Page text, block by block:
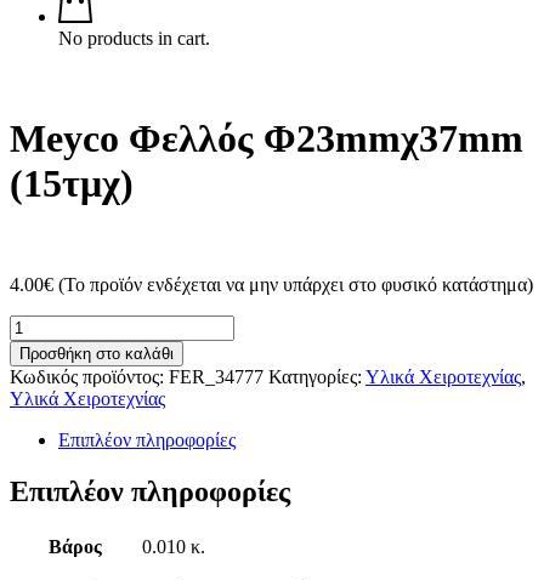
No products in cart.
Meyco Φελλός Φ23mmχ37mm
(15τμχ)
4.00€ (Το προϊόν ενδέχεται να μην υπάρχει στο φυσικό κατάστημα)
Meyco
Φελλός
Φ23mmχ37mm
(15τμχ)
ποσότητα
Προσθήκη στο καλάθι
Κωδικός προϊόντος: FER_34777 Κατηγορίες: Υλικά Χειροτεχνίας,
Υλικά Χειροτεχνίας
Επιπλέον πληροφορίες
Επιπλέον πληροφορίες
Βάρος 0.010 κ.